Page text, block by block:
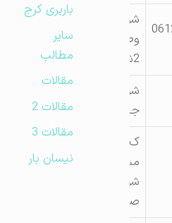
شوشترج کشت
وصنعت کارون ک
جاده مسجدسلیمان
ک2ج
مسجدسلیمان
شوشتر شهرک
صنعتی شهرداری
باربری کرج
مطالب
مقالات
مقالات 2
مقالات 3
نیسان بار